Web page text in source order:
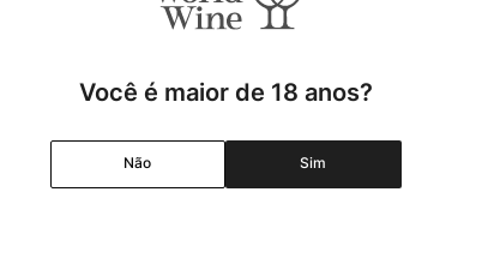
Você é maior de 18 anos?
Não Sim